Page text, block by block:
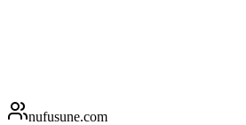
nufusune.com